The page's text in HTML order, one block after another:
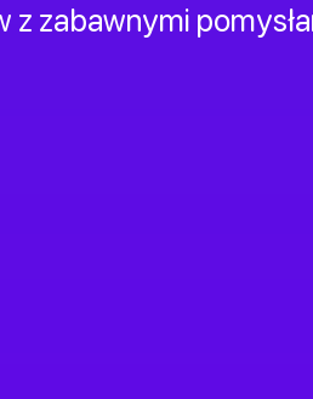
z zabawnymi